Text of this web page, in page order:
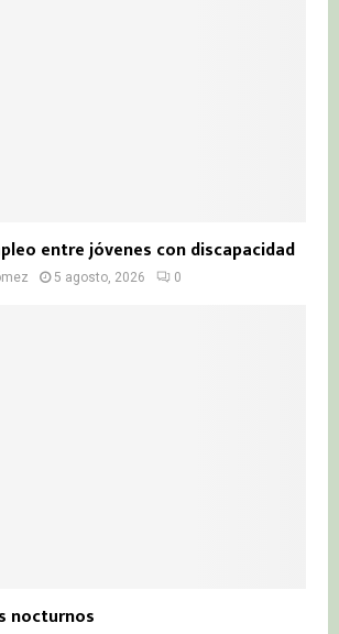
entre jóvenes con discapacidad
5 agosto, 2026 0
nocturnos